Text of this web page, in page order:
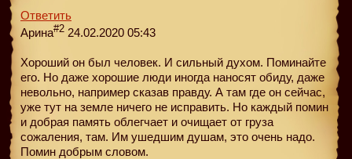
Ответить
Арина#2 24.02.2020 05:43
Хороший он был человек. И сильный духом. Поминайте
его. Но даже хорошие люди иногда наносят обиду, даже
невольно, например сказав правду. А там где он сейчас,
уже тут на земле ничего не исправить. Но каждый помин
и добрая память облегчает и очищает от груза
сожаления, там. Им ушедшим душам, это очень надо.
Помин добрым словом.